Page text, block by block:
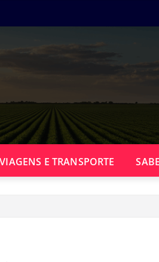
VIAGENS E TRANSPORTE